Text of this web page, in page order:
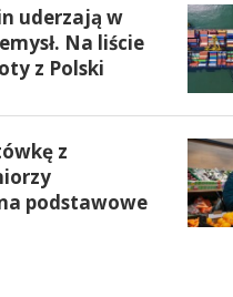
uderzają w
Na liście
z Polski
z
podstawowe